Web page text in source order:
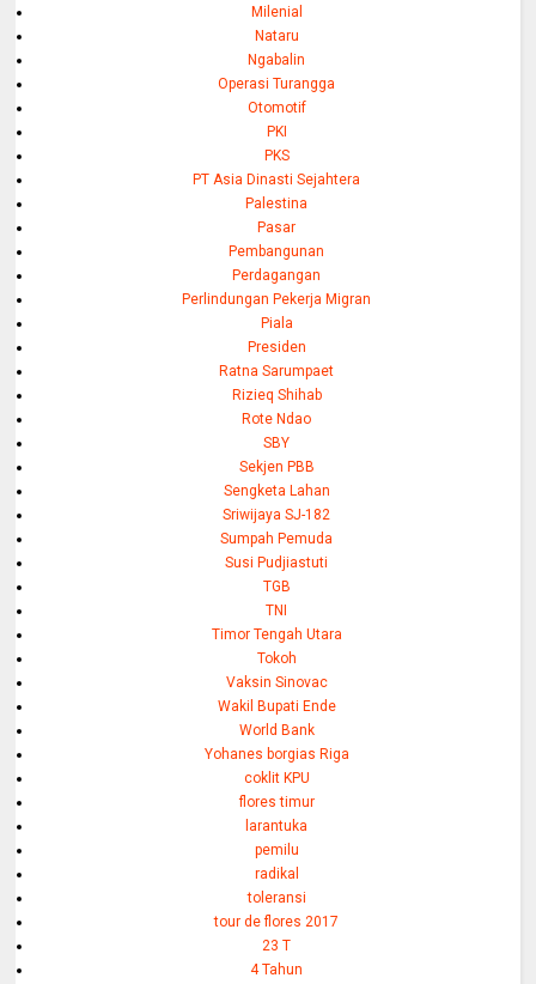
Milenial
Nataru
Ngabalin
Operasi Turangga
Otomotif
PKI
PKS
PT Asia Dinasti Sejahtera
Palestina
Pasar
Pembangunan
Perdagangan
Perlindungan Pekerja Migran
Piala
Presiden
Ratna Sarumpaet
Rizieq Shihab
Rote Ndao
SBY
Sekjen PBB
Sengketa Lahan
Sriwijaya SJ-182
Sumpah Pemuda
Susi Pudjiastuti
TGB
TNI
Timor Tengah Utara
Tokoh
Vaksin Sinovac
Wakil Bupati Ende
World Bank
Yohanes borgias Riga
coklit KPU
flores timur
larantuka
pemilu
radikal
toleransi
tour de flores 2017
23 T
4 Tahun